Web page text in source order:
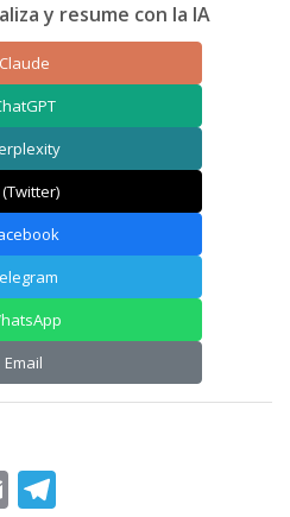
y resume con la IA
Claude
(Twitter)
Email
Email